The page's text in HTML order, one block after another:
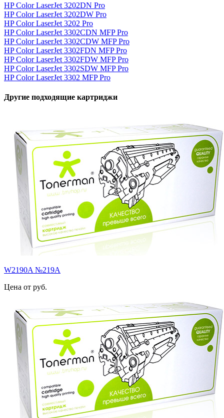
HP Color LaserJet 3202DN Pro
HP Color LaserJet 3202DW Pro
HP Color LaserJet 3202 Pro
HP Color LaserJet 3302CDN MFP Pro
HP Color LaserJet 3302CDW MFP Pro
HP Color LaserJet 3302FDN MFP Pro
HP Color LaserJet 3302FDW MFP Pro
HP Color LaserJet 3302SDW MFP Pro
HP Color LaserJet 3302 MFP Pro
Другие подходящие картриджи
W2190A №219A
Цена от руб.